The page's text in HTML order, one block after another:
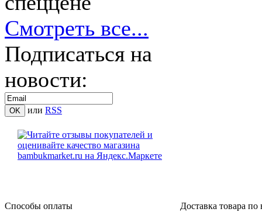
Смотреть все...
Подписаться на
новости:
или RSS
Способы оплаты Доставка товара по